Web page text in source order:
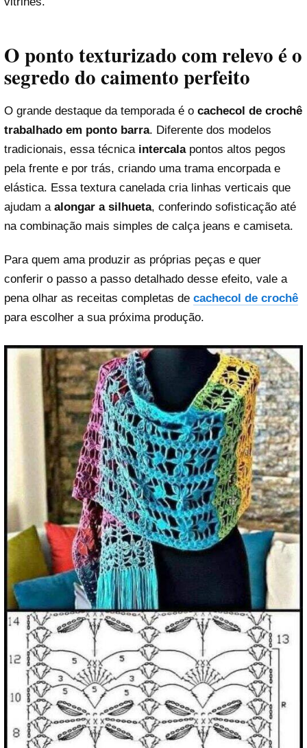
O ponto texturizado com relevo é o
segredo do caimento perfeito
O grande destaque da temporada é o cachecol de crochê
trabalhado em ponto barra. Diferente dos modelos
tradicionais, essa técnica intercala pontos altos pegos
pela frente e por trás, criando uma trama encorpada e
elástica. Essa textura canelada cria linhas verticais que
ajudam a alongar a silhueta, conferindo sofisticação até
na combinação mais simples de calça jeans e camiseta.
Para quem ama produzir as próprias peças e quer
conferir o passo a passo detalhado desse efeito, vale a
pena olhar as receitas completas de cachecol de crochê
para escolher a sua próxima produção.